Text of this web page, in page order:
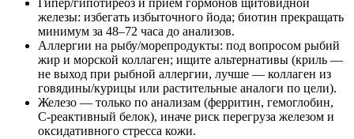
Гипер/гипотиреоз и приём гормонов щитовидной
железы: избегать избыточного йода; биотин прекращать
минимум за 48–72 часа до анализов.
Аллергии на рыбу/морепродукты: под вопросом рыбий
жир и морской коллаген; ищите альтернативы (криль —
не выход при рыбной аллергии, лучше — коллаген из
говядины/курицы или растительные аналоги по цели).
Железо — только по анализам (ферритин, гемоглобин,
С‑реактивный белок), иначе риск перегруза железом и
оксидативного стресса кожи.